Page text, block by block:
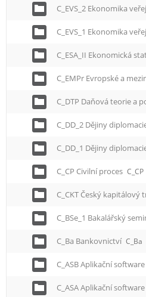
C_EVS_2 Ekonomika
C_EVS_1 Ekonomika
C_ESA_II Ekonomická
C_EMPr Evropské a
C_DTP Daňová teorie a
C_DD_2 Dějiny
C_DD_1 Dějiny
C_CP Civilní proces C_CP
C_CKT Český kapitálový
C_BSe_1 Bakalářský
C_Ba Bankovnictví C_Ba
C_ASB Aplikační
C_ASA Aplikační